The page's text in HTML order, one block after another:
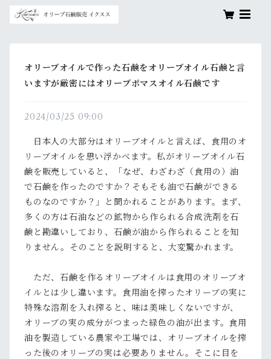
オリーブオイルで作った石鹸をオリーブオイル石鹸と言
いますが厳密にはオリーブポマスオイル石鹸です
2024/03/25 09:00
日本人の大部分はオリーブオイルと言えば、食用のオ
リーブオイルを思い浮かべます。私がオリーブオイル石
鹸を販売していると、「なぜ、わざわざ（食用の）油
で石鹸を作ったのですか？そもそも油で石鹸ができる
ものなのですか？」と聞かれることがあります。まず、
多くの方は石油などの鉱物から作られる合成洗剤を石
鹸と勘違いしており、石鹸が油から作られることを知
りません。そのことを説明すると、大変驚かれます。
ただ、石鹸を作るオリーブオイルは食用のオリーブオ
イルとは少し違います。食用油を搾ったオリーブの実に
特殊な溶剤を入れ搾ると、味は美味しくないですが、
オリーブの実の成分がつまった緑色の油が出ます。食用
油を製造している農家や工場では、オリーブオイルを搾
った後のオリーブの実は必要ありません。そこに目を